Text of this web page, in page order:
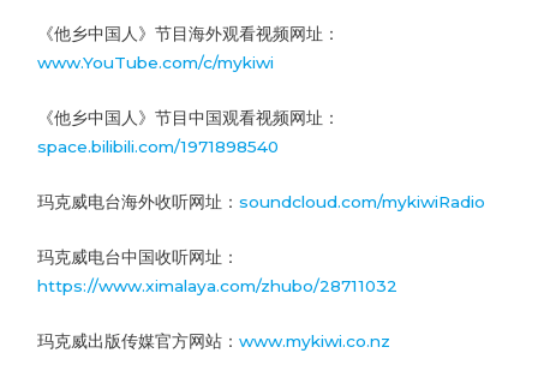
《他乡中国人》节目海外观看视频网址：
www.YouTube.com/c/mykiwi
《他乡中国人》节目中国观看视频网址：
space.bilibili.com/1971898540
玛克威电台海外收听网址：soundcloud.com/mykiwiRadio
玛克威电台中国收听网址：
https://www.ximalaya.com/zhubo/28711032
玛克威出版传媒官方网站：www.mykiwi.co.nz